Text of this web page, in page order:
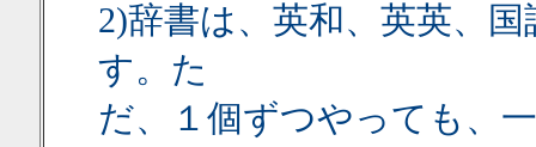
2)辞書は、英和、英英、
す。た
だ、１個ずつやっても、